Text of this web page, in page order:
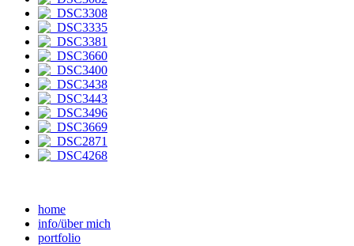
home
info/über mich
portfolio